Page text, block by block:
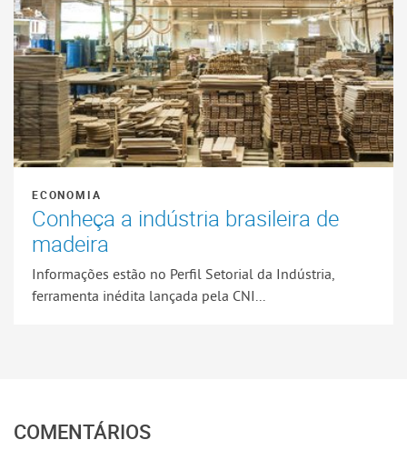
ECONOMIA
Conheça a indústria brasileira de
madeira
Informações estão no Perfil Setorial da Indústria,
ferramenta inédita lançada pela CNI...
COMENTÁRIOS